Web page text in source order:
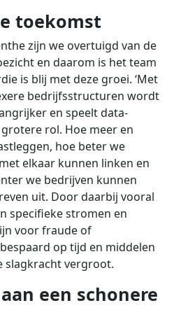
toekomst
zijn we overtuigd van de
en daarom is het team
is blij met deze groei. ‘Met
bedrijfsstructuren wordt
en speelt data-
rol. Hoe meer en
hoe beter we
elkaar kunnen linken en
we bedrijven kunnen
uit. Door daarbij vooral
specifieke stromen en
voor fraude of
op tijd en middelen
slagkracht vergroot.
een schonere